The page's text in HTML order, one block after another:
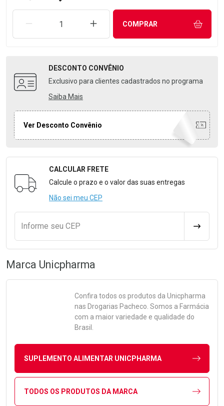
REMOVER UMA UNIDADEAUMENTAR UMA UNIDADE
COMPRAR
DESCONTO CONVÊNIO
Exclusivo para clientes cadastrados no programa
Saiba Mais
Ver Desconto Convênio
Formulário para Calcular o Frete
CALCULAR FRETE
Calcule o prazo e o valor das suas entregas
Não sei meu CEP
Informe seu CEP
Marca Unicpharma
Confira todos os produtos da Unicpharma
nas Drogarias Pacheco. Somos a Farmácia
com a maior variedade e qualidade do
Brasil.
SUPLEMENTO ALIMENTAR UNICPHARMA
TODOS OS PRODUTOS DA MARCA